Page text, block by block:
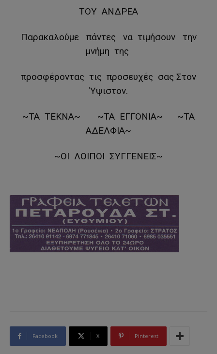
ΤΟΥ ΑΝΔΡΕΑ
Παρακαλούμε πάντες να τιμήσουν την
μνήμη της
προσφέροντας τις προσευχές σας Στον
Ύψιστον.
~ΤΑ ΤΕΚΝΑ~ ~ΤΑ ΕΓΓΟΝΙΑ~ ~ΤΑ
ΑΔΕΛΦΙΑ~
~ΟΙ ΛΟΙΠΟΙ ΣΥΓΓΕΝΕΙΣ~
Facebook X Pinterest